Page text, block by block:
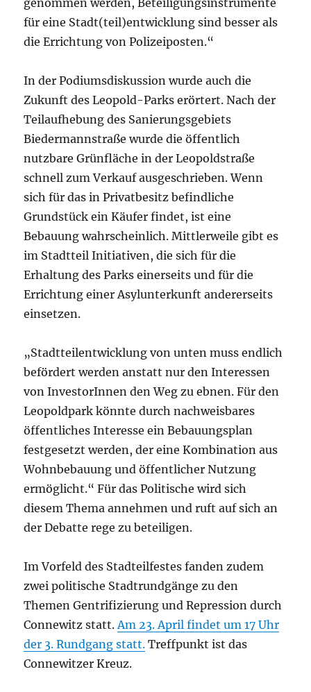
für eine Stadt(teil)entwicklung sind besser als
die Errichtung von Polizeiposten.“
In der Podiumsdiskussion wurde auch die
Zukunft des Leopold-Parks erörtert. Nach der
Teilaufhebung des Sanierungsgebiets
Biedermannstraße wurde die öffentlich
nutzbare Grünfläche in der Leopoldstraße
schnell zum Verkauf ausgeschrieben. Wenn
sich für das in Privatbesitz befindliche
Grundstück ein Käufer findet, ist eine
Bebauung wahrscheinlich. Mittlerweile gibt es
im Stadtteil Initiativen, die sich für die
Erhaltung des Parks einerseits und für die
Errichtung einer Asylunterkunft andererseits
einsetzen.
„Stadtteilentwicklung von unten muss endlich
befördert werden anstatt nur den Interessen
von InvestorInnen den Weg zu ebnen. Für den
Leopoldpark könnte durch nachweisbares
öffentliches Interesse ein Bebauungsplan
festgesetzt werden, der eine Kombination aus
Wohnbebauung und öffentlicher Nutzung
ermöglicht.“ Für das Politische wird sich
diesem Thema annehmen und ruft auf sich an
der Debatte rege zu beteiligen.
Im Vorfeld des Stadteilfestes fanden zudem
zwei politische Stadtrundgänge zu den
Themen Gentrifizierung und Repression durch
Connewitz statt. Am 23. April findet um 17 Uhr
der 3. Rundgang statt. Treffpunkt ist das
Connewitzer Kreuz.